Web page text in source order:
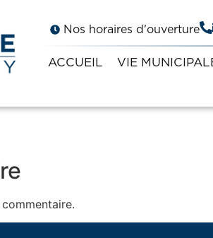
Nos horaires d'ouverture
ACCUEIL VIE